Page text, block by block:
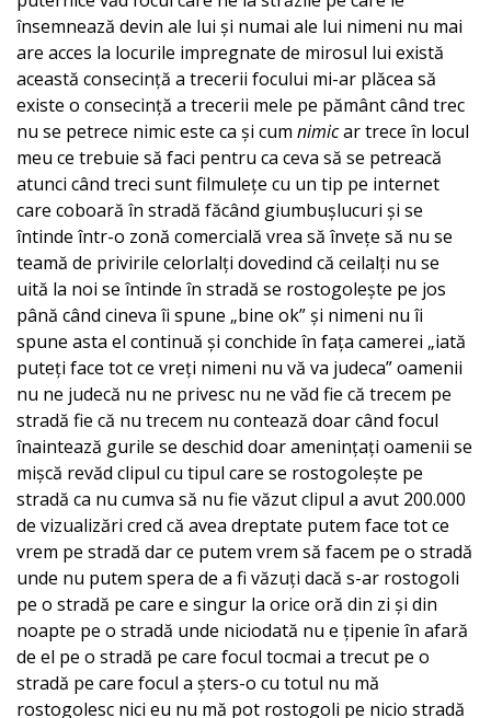
însemnează devin ale lui și numai ale lui nimeni nu mai
are acces la locurile impregnate de mirosul lui există
această consecință a trecerii focului mi-ar plăcea să
existe o consecință a trecerii mele pe pământ când trec
nu se petrece nimic este ca și cum nimicar trece în locul
meu ce trebuie să faci pentru ca ceva să se petreacă
atunci când treci sunt filmulețe cu un tip pe internet
care coboară în stradă făcând giumbușlucuri și se
întinde într-o zonă comercială vrea să învețe să nu se
teamă de privirile celorlalți dovedind că ceilalți nu se
uită la noi se întinde în stradă se rostogolește pe jos
până când cineva îi spune „bine ok” și nimeni nu îi
spune asta el continuă și conchide în fața camerei „iată
puteți face tot ce vreți nimeni nu vă va judeca” oamenii
nu ne judecă nu ne privesc nu ne văd fie că trecem pe
stradă fie că nu trecem nu contează doar când focul
înaintează gurile se deschid doar amenințați oamenii se
mișcă revăd clipul cu tipul care se rostogolește pe
stradă ca nu cumva să nu fie văzut clipul a avut 200.000
de vizualizări cred că avea dreptate putem face tot ce
vrem pe stradă dar ce putem vrem să facem pe o stradă
unde nu putem spera de a fi văzuți dacă s-ar rostogoli
pe o stradă pe care e singur la orice oră din zi și din
noapte pe o stradă unde niciodată nu e ţipenie în afară
de el pe o stradă pe care focul tocmai a trecut pe o
stradă pe care focul a șters-o cu totul nu mă
rostogolesc nici eu nu mă pot rostogoli pe nicio stradă